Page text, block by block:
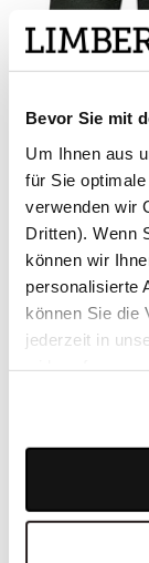
Bevor Sie mit
Um Ihnen aus
für Sie
verwenden wir
Dritten). Wenn
können wir
personalisierte
können Sie die
jederzeit in
Strickjanker in Grün